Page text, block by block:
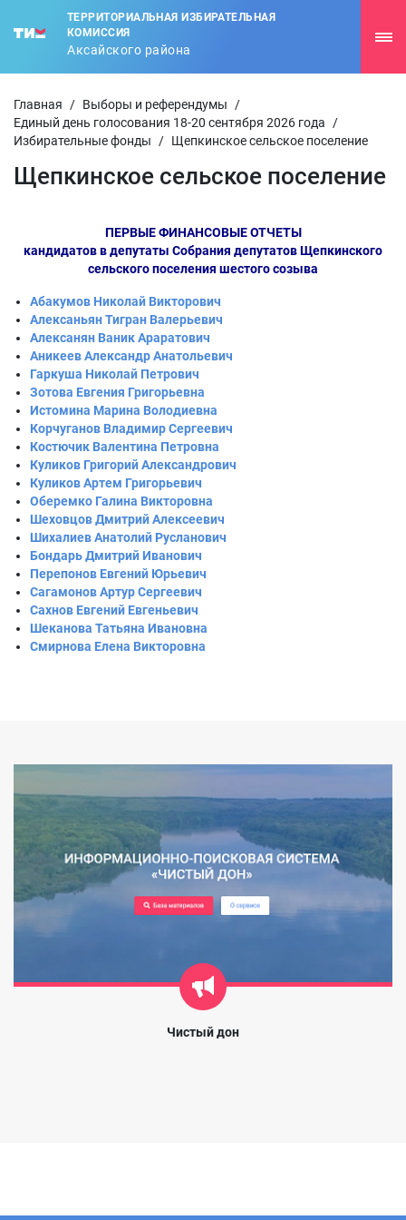
ТЕРРИТОРИАЛЬНАЯ ИЗБИРАТЕЛЬНАЯ
КОМИССИЯ
Аксайского района
Главная / Выборы и референдумы
/
Единый день голосования 18-20 сентября 2026 года
/
Избирательные фонды
/ Щепкинское сельское поселение
Щепкинское сельское поселение
ПЕРВЫЕ ФИНАНСОВЫЕ ОТЧЕТЫ
кандидатов в депутаты Собрания депутатов Щепкинского
сельского поселения шестого созыва
Абакумов Николай Викторович
Алексаньян Тигран Валерьевич
Алексанян Ваник Араратович
Аникеев Александр Анатольевич
Гаркуша Николай Петрович
Зотова Евгения Григорьевна
Истомина Марина Володиевна
Корчуганов Владимир Сергеевич
Костючик Валентина Петровна
Куликов Григорий Александрович
Куликов Артем Григорьевич
Оберемко Галина Викторовна
Шеховцов Дмитрий Алексеевич
Шихалиев Анатолий Русланович
Бондарь Дмитрий Иванович
Перепонов Евгений Юрьевич
Сагамонов Артур Сергеевич
Сахнов Евгений Евгеньевич
Шеканова Татьяна Ивановна
Смирнова Елена Викторовна
Чистый дон